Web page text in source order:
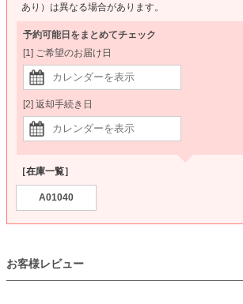
あり）は異なる場合があります。
予約可能日をまとめてチェック
[1] ご希望のお届け日
[2] 返却手続き日
［在庫一覧］
A01040
お客様レビュー